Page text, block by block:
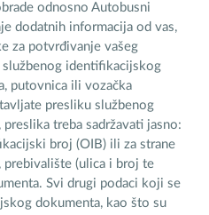
odnosno Autobusni
dodatnih informacija od vas,
za potvrđivanje vašeg
identifikacijskog
putovnica ili vozačka
presliku službenog
treba sadržavati jasno:
broj (OIB) ili za strane
prebivalište (ulica i broj te
Svi drugi podaci koji se
dokumenta, kao što su